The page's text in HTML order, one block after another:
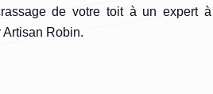
de votre toit à un expert
Artisan Robin.